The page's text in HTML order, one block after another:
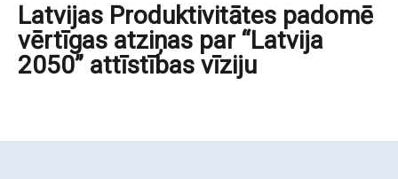
Latvijas Produktivitātes padomē
vērtīgas atziņas par “Latvija
2050” attīstības vīziju